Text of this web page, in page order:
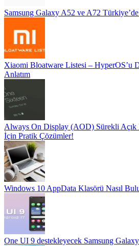
Samsung Galaxy A52 ve A72 Türkiye’de
Xiaomi Bloatware Listesi – HyperOS’u
Anlatım
Always On Display (AOD) Sürekli Açık
İçin Pratik Çözümler!
Windows 10 AppData Klasörü Nasıl
One UI 9 destekleyecek Samsung